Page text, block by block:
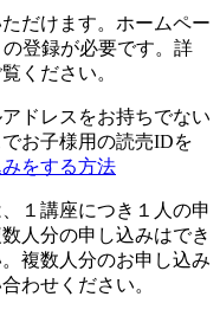
だけます。ホームペー
登録が必要です。詳
ください。
ドレスをお持ちでない
お子様用の読売IDを
をする方法
１講座につき１人の申
人分の申し込みはでき
複数人分のお申し込み
わせください。